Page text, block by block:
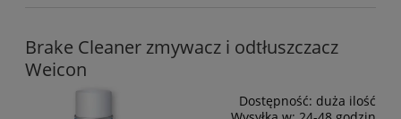
Brake Cleaner zmywacz i odtłuszczacz
Weicon
Dostępność: duża ilość